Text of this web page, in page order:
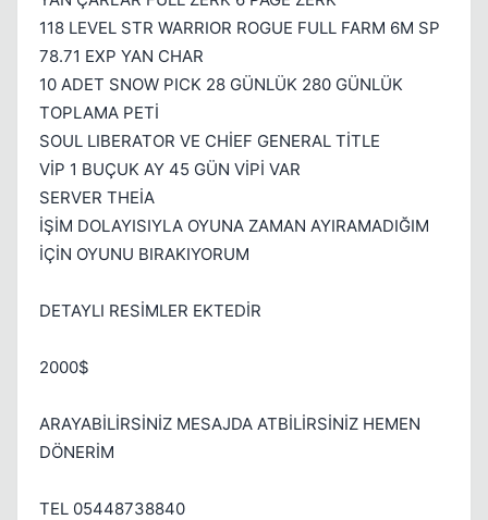
118 LEVEL STR WARRIOR ROGUE FULL FARM 6M SP
78.71 EXP YAN CHAR
10 ADET SNOW PICK 28 GÜNLÜK 280 GÜNLÜK
TOPLAMA PETİ
SOUL LIBERATOR VE CHİEF GENERAL TİTLE
VİP 1 BUÇUK AY 45 GÜN VİPİ VAR
SERVER THEİA
İŞİM DOLAYISIYLA OYUNA ZAMAN AYIRAMADIĞIM
İÇİN OYUNU BIRAKIYORUM
DETAYLI RESİMLER EKTEDİR
2000$
ARAYABİLİRSİNİZ MESAJDA ATBİLİRSİNİZ HEMEN
DÖNERİM
TEL 05448738840